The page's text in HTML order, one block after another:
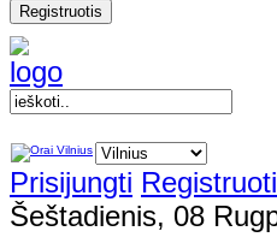
Registruotis
Prisijungti
Šeštadienis, 08